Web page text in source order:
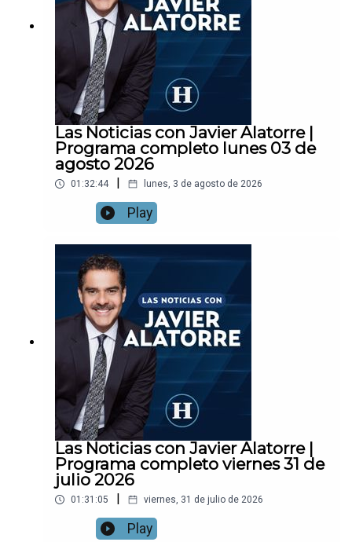
Las Noticias con Javier Alatorre |
Programa completo lunes 03 de
agosto 2026
01:32:44 lunes, 3 de agosto de 2026
Play
Las Noticias con Javier Alatorre |
Programa completo viernes 31 de
julio 2026
01:31:05 viernes, 31 de julio de 2026
Play